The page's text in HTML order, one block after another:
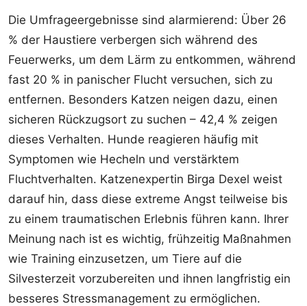
Die Umfrageergebnisse sind alarmierend: Über 26
% der Haustiere verbergen sich während des
Feuerwerks, um dem Lärm zu entkommen, während
fast 20 % in panischer Flucht versuchen, sich zu
entfernen. Besonders Katzen neigen dazu, einen
sicheren Rückzugsort zu suchen – 42,4 % zeigen
dieses Verhalten. Hunde reagieren häufig mit
Symptomen wie Hecheln und verstärktem
Fluchtverhalten. Katzenexpertin Birga Dexel weist
darauf hin, dass diese extreme Angst teilweise bis
zu einem traumatischen Erlebnis führen kann. Ihrer
Meinung nach ist es wichtig, frühzeitig Maßnahmen
wie Training einzusetzen, um Tiere auf die
Silvesterzeit vorzubereiten und ihnen langfristig ein
besseres Stressmanagement zu ermöglichen.